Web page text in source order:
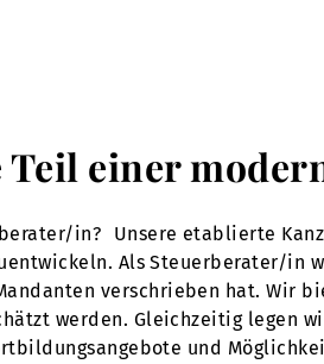
einer
in? Unsere etablierte
Als Steuerberater/in
verschrieben hat. Wir
werden. Gleichzeitig legen
und